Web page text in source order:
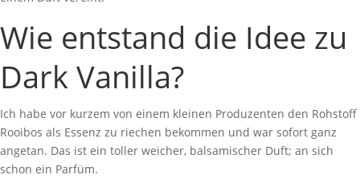
Wie entstand die Idee zu
Dark Vanilla?
Ich habe vor kurzem von einem kleinen Produzenten den Rohstoff
Rooibos als Essenz zu riechen bekommen und war sofort ganz
angetan. Das ist ein toller weicher, balsamischer Duft; an sich
schon ein Parfüm.